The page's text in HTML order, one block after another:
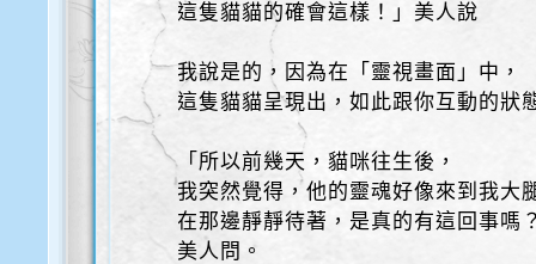
這隻貓貓的確會這樣！」美人說
我說是的，因為在「靈視畫面」中，
這隻貓貓呈現出，如此跟你互動的狀
「所以前幾天，貓咪往生後，
我突然覺得，他的靈魂好像來到我大
在那邊靜靜待著，是真的有這回事嗎
美人問。